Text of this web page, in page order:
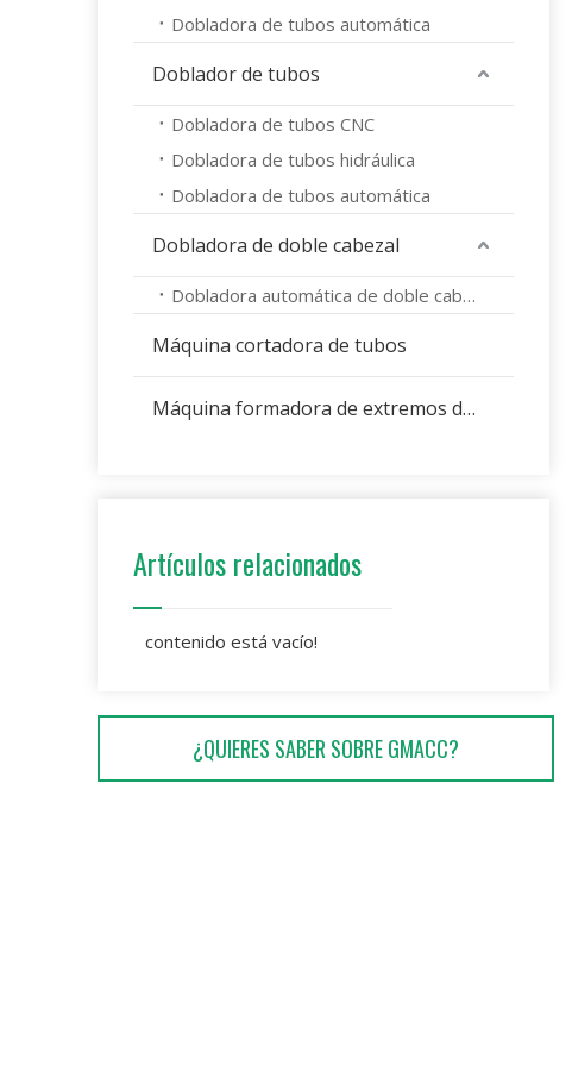
Dobladora de tubos automática
Doblador de tubos
Dobladora de tubos CNC
Dobladora de tubos hidráulica
Dobladora de tubos automática
Dobladora de doble cabezal
Dobladora automática de doble cabezal
Máquina cortadora de tubos
Máquina formadora de extremos de tubos
Artículos relacionados
contenido está vacío!
¿QUIERES SABER SOBRE GMACC?